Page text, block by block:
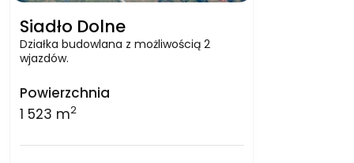
Siadło Dolne
Działka budowlana z możliwością 2
wjazdów.
Powierzchnia
1 523 m2